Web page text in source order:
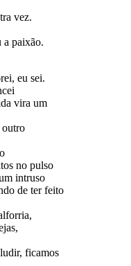
vez.
a paixão.
eu sei.
vira um
outro
no pulso
intruso
de ter feito
ficamos